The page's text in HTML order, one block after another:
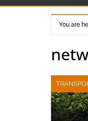
You are